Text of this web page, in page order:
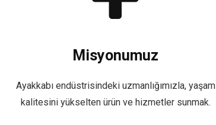
Misyonumuz
Ayakkabı endüstrisindeki uzmanlığımızla, yaşam
kalitesini yükselten ürün ve hizmetler sunmak.